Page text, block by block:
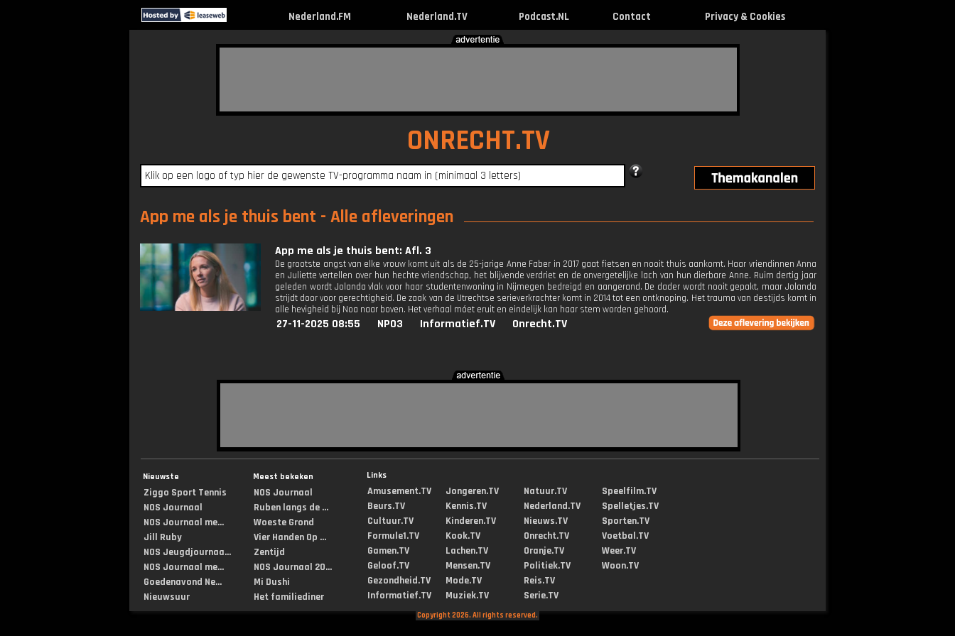
Nederland.FM Nederland.TV Podcast.NL Contact Privacy & Cookies
ONRECHT.TV
App me als je thuis bent - Alle afleveringen
App me als je thuis bent: Afl. 3
De grootste angst van elke vrouw komt uit als de 25-jarige Anne Faber in 2017 gaat fietsen en nooit thuis aankomt. Haar vriendinnen Anna
en Juliette vertellen over hun hechte vriendschap, het blijvende verdriet en de onvergetelijke lach van hun dierbare Anne. Ruim dertig jaar
geleden wordt Jolanda vlak voor haar studentenwoning in Nijmegen bedreigd en aangerand. De dader wordt nooit gepakt, maar Jolanda
strijdt door voor gerechtigheid. De zaak van de Utrechtse serieverkrachter komt in 2014 tot een ontknoping. Het trauma van destijds komt in
alle hevigheid bij Noa naar boven. Het verhaal móet eruit en eindelijk kan haar stem worden gehoord.
27-11-2025 08:55 NPO3 Informatief.TV Onrecht.TV
Nieuwste
Ziggo Sport Tennis
NOS Journaal
NOS Journaal me...
Jill Ruby
NOS Jeugdjournaa...
NOS Journaal me...
Goedenavond Ne...
Nieuwsuur
Meest bekeken
NOS Journaal
Ruben langs de ...
Woeste Grond
Vier Handen Op ...
Zentijd
NOS Journaal 20...
Mi Dushi
Het familiediner
Links
Amusement.TV
Beurs.TV
Cultuur.TV
Formule1.TV
Gamen.TV
Geloof.TV
Gezondheid.TV
Informatief.TV
Jongeren.TV
Kennis.TV
Kinderen.TV
Kook.TV
Lachen.TV
Mensen.TV
Mode.TV
Muziek.TV
Natuur.TV
Nederland.TV
Nieuws.TV
Onrecht.TV
Oranje.TV
Politiek.TV
Reis.TV
Serie.TV
Speelfilm.TV
Spelletjes.TV
Sporten.TV
Voetbal.TV
Weer.TV
Woon.TV
Copyright 2026. All rights reserved.